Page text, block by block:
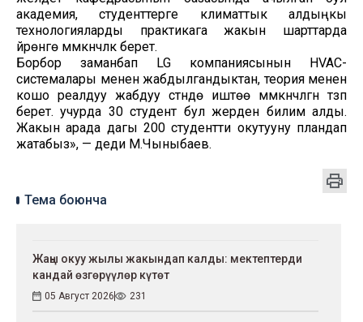
академия, студенттерге климаттык алдыңкы
технологияларды практикага жакын шарттарда
үйрөнүүгө мүмкүнчүлүк берет.
Борбор заманбап LG компаниясынын HVAC-
системалары менен жабдылгандыктан, теория менен
кошо реалдуу жабдуу үстүндө иштөө мүмкүнчүлүгүн түзүп
берет. учурда 30 студент бул жерден билим алды.
Жакын арада дагы 200 студентти окутууну пландап
жатабыз», — деди М.Чыныбаев.
Тема боюнча
Жаңы окуу жылы жакындап калды: мектептерди
кандай өзгөрүүлөр күтөт
05 Август 2026 231